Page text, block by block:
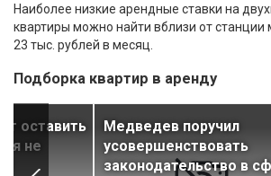
Наиболее низкие арендные ставки на
квартиры можно найти вблизи от станции
23 тыс. рублей в месяц.
Подборка квартир в аренду
оставить
не
Медведев поручил
усовершенствовать
законодательство в